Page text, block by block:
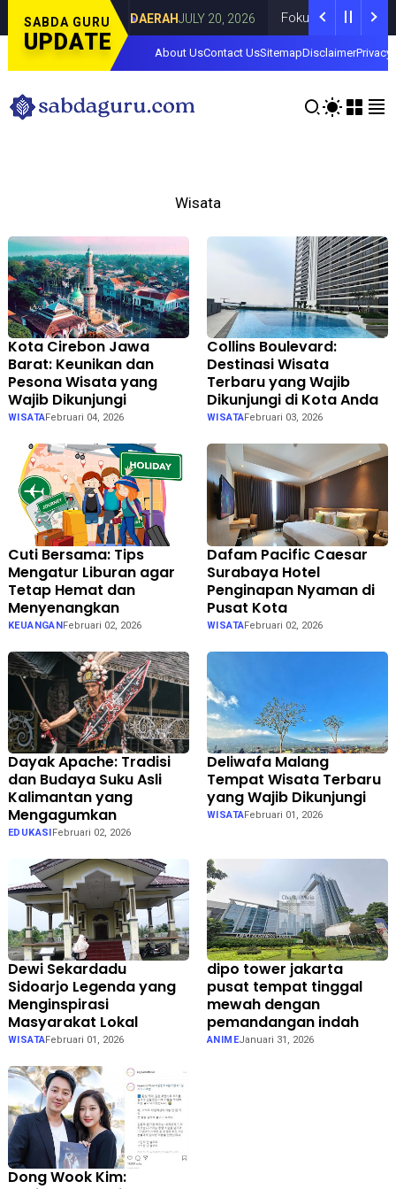
SABDA GURU
UPDATE
di Curahdami DAERAHJULY 20, 2026 Fokus pada
About UsContact UsSitemapDisclaimerPrivacy
Wisata
Kota Cirebon Jawa
Barat: Keunikan dan
Pesona Wisata yang
Wajib Dikunjungi
WISATAFebruari 04, 2026
Collins Boulevard:
Destinasi Wisata
Terbaru yang Wajib
Dikunjungi di Kota Anda
WISATAFebruari 03, 2026
Cuti Bersama: Tips
Mengatur Liburan agar
Tetap Hemat dan
Menyenangkan
KEUANGANFebruari 02, 2026
Dafam Pacific Caesar
Surabaya Hotel
Penginapan Nyaman di
Pusat Kota
WISATAFebruari 02, 2026
Dayak Apache: Tradisi
dan Budaya Suku Asli
Kalimantan yang
Mengagumkan
EDUKASIFebruari 02, 2026
Deliwafa Malang
Tempat Wisata Terbaru
yang Wajib Dikunjungi
WISATAFebruari 01, 2026
Dewi Sekardadu
Sidoarjo Legenda yang
Menginspirasi
Masyarakat Lokal
WISATAFebruari 01, 2026
dipo tower jakarta
pusat tempat tinggal
mewah dengan
pemandangan indah
ANIMEJanuari 31, 2026
Dong Wook Kim: